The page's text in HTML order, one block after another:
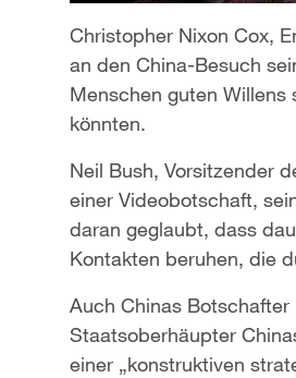
Christopher Nixon Cox,
an den China-Besuch
Menschen guten Willens
könnten.
Neil Bush, Vorsitzender
einer Videobotschaft,
daran geglaubt, dass
Kontakten beruhen, die
Auch Chinas
Staatsoberhäupter
einer „konstruktiven